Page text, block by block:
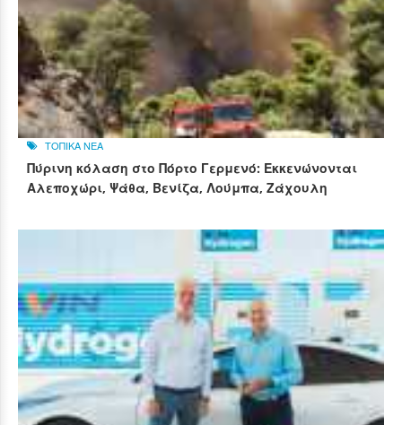
ΤΟΠΙΚΑ ΝΕΑ
Πύρινη κόλαση στο Πόρτο Γερμενό: Εκκενώνονται
Αλεποχώρι, Ψάθα, Βενίζα, Λούμπα, Ζάχουλη